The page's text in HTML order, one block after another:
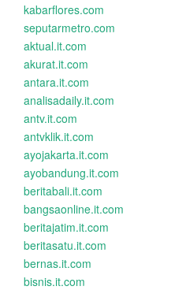
kabarflores.com
seputarmetro.com
aktual.it.com
akurat.it.com
antara.it.com
analisadaily.it.com
antv.it.com
antvklik.it.com
ayojakarta.it.com
ayobandung.it.com
beritabali.it.com
bangsaonline.it.com
beritajatim.it.com
beritasatu.it.com
bernas.it.com
bisnis.it.com